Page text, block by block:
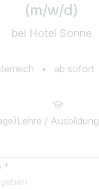
(m/w/d)
bei Hotel Sonne
• ab sofort
Lehre / Ausbildung
*